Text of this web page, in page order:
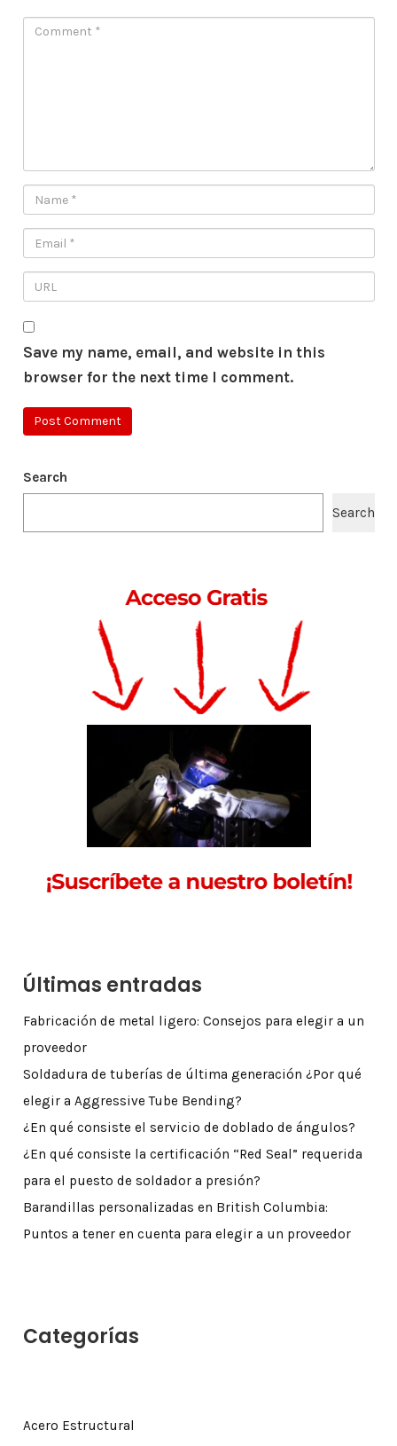
Save my name, email, and website in this
browser for the next time I comment.
Search
Search
Últimas entradas
Fabricación de metal ligero: Consejos para elegir a un
proveedor
Soldadura de tuberías de última generación ¿Por qué
elegir a Aggressive Tube Bending?
¿En qué consiste el servicio de doblado de ángulos?
¿En qué consiste la certificación “Red Seal” requerida
para el puesto de soldador a presión?
Barandillas personalizadas en British Columbia:
Puntos a tener en cuenta para elegir a un proveedor
Categorías
Acero Estructural